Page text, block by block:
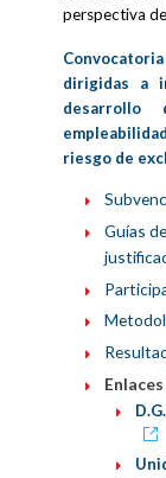
perspectiva
dirigidas a
riesgo de
Guías